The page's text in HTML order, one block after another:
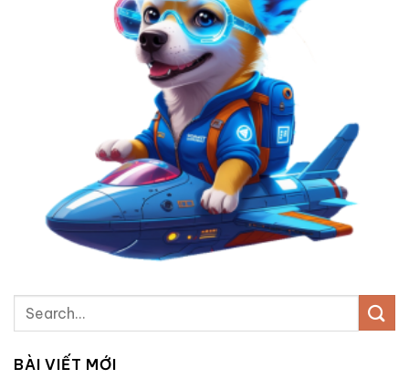
BÀI VIẾT MỚI